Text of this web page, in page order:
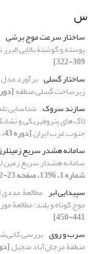
س
ساختار سرعت موج برشی
پوسته و گوشتۀ بالایی
309-322]
ساختار گسلی برآورد مدل
زیرساخت گسلی منطقه[دوره 43، شماره 2،
سازند سروک شناسایی
لاگ های پتروفیزیکی و
جنوب غرب ایران[دوره 43، شماره 1، 1396، صفحه 53-69]
سامانه هشدر سریع
سامانه هشدار سریع زمین
شماره 1، 1396، صفحه 23-32]
سپیدایی ابر مطالعۀ
موج کوتاه و بلند: مطالعۀ
441-450]
سرب و روی بررسی
منطقۀ مرجان‌آباد منجیل[دوره 43،